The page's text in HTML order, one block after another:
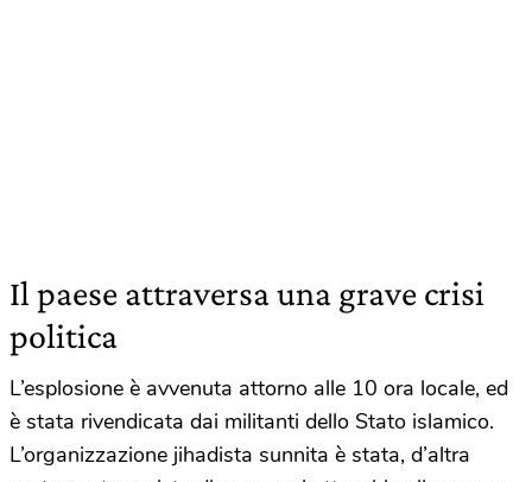
Il paese attraversa una grave crisi
politica
L’esplosione è avvenuta attorno alle 10 ora locale, ed
è stata rivendicata dai militanti dello Stato islamico.
L’organizzazione jihadista sunnita è stata, d’altra